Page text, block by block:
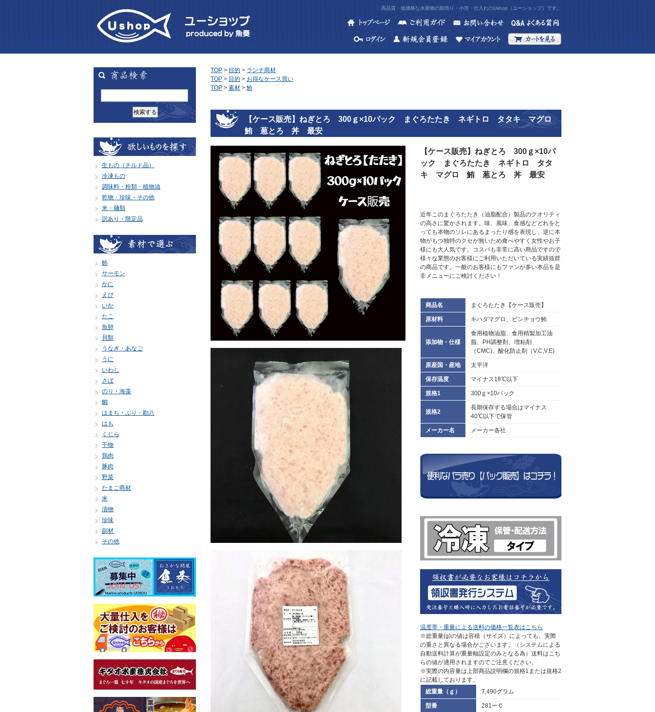
高品質・低価格な水産物の卸売り・小売・仕入れのUshop（ユーショップ）です。
生もの（チルド品）
冷凍もの
調味料・粉類・植物油
乾物・珍味・その他
米・麺類
訳あり・限定品
鮪
サーモン
かに
えび
いか
たこ
魚卵
貝類
うなぎ・あなご
うに
いわし
さば
のり・海藻
鯛
はまち・ぶり・勘八
はも
くじら
干物
鶏肉
豚肉
野菜
たまご商材
米
漬物
珍味
副材
その他
TOP > 目的 > ランチ商材
TOP > 目的 > お得なケース買い
TOP > 素材 > 鮪
【ケース販売】ねぎとろ 300ｇ×10パック まぐろたたき ネギトロ タタキ マグロ
鮪 葱とろ 丼 最安
【ケース販売】ねぎとろ 300ｇ×10パ
ック まぐろたたき ネギトロ タタ
キ マグロ 鮪 葱とろ 丼 最安
近年このまぐろたたき（油脂配合）製品のクオリティ
の高さに驚かされます。味、風味、食感などどれをと
っても本物のソレにあるまったり感を表現し、逆に本
物がもつ独特のクセが無いため食べやすく女性やお子
様にも大人気です。コスパも非常に高い商品ですので
様々な業態のお客様にご利用いただいている実績抜群
の商品です。一般のお客様にもファンが多い本品を是
非メニューにご検討ください！
商品名 まぐろたたき【ケース販売】
原材料 キハダマグロ、ビンチョウ鮪
添加物・仕様
食用植物油脂、食用精製加工油
脂、PH調整剤、増粘剤
（CMC)、酸化防止剤（V.C,V.E)
原産国・産地 太平洋
保存温度 マイナス18℃以下
規格1 300ｇ×10パック
規格2
長期保存する場合はマイナス
40℃以下で保管
メーカー名 メーカー各社
温度帯・重量による送料の価格一覧表はこちら
※総重量(g)の値は容積（サイズ）によっても、実際
の重さと異なる場合がございます。（システムによる
自動送料計算が重量軸設定のみとなる為）送料はこち
らの値が適用されますのでご注意ください。
※実際の内容量は上部商品説明欄の規格1または規格2
に記載しております。
総重量（ｇ）
7,490グラム
型番 281ーＣ